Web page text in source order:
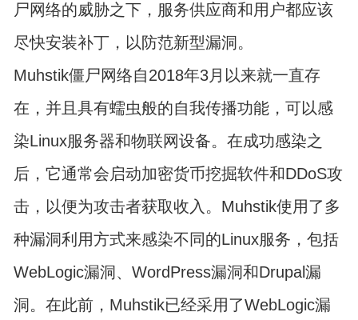
尸网络的威胁之下，服务供应商和用户都应该
尽快安装补丁，以防范新型漏洞。
Muhstik僵尸网络自2018年3月以来就一直存
在，并且具有蠕虫般的自我传播功能，可以感
染Linux服务器和物联网设备。在成功感染之
后，它通常会启动加密货币挖掘软件和DDoS攻
击，以便为攻击者获取收入。Muhstik使用了多
种漏洞利用方式来感染不同的Linux服务，包括
WebLogic漏洞、WordPress漏洞和Drupal漏
洞。在此前，Muhstik已经采用了WebLogic漏